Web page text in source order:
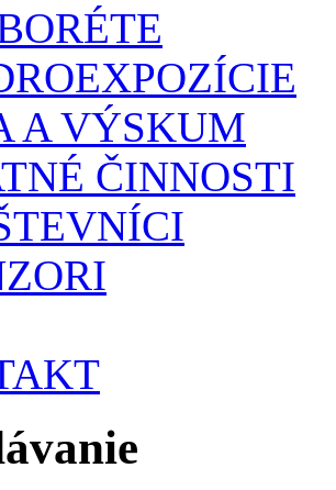
A VÝSKUM
ČINNOSTI